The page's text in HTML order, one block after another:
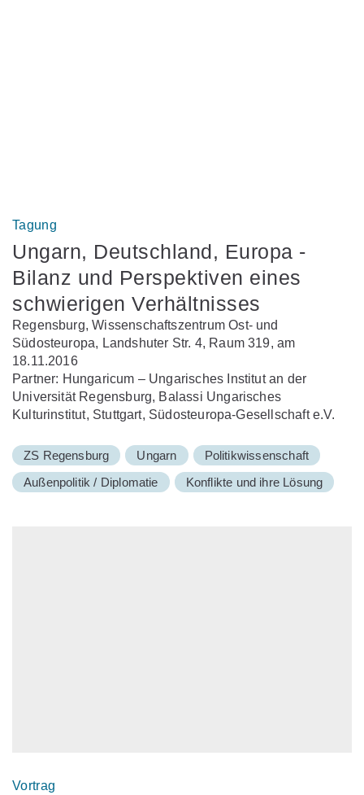
Tagung
Ungarn, Deutschland, Europa -
Bilanz und Perspektiven eines
schwierigen Verhältnisses
Regensburg, Wissenschaftszentrum Ost- und
Südosteuropa, Landshuter Str. 4, Raum 319, am
18.11.2016
Partner: Hungaricum – Ungarisches Institut an der
Universität Regensburg, Balassi Ungarisches
Kulturinstitut, Stuttgart, Südosteuropa-Gesellschaft e.V.
ZS Regensburg Ungarn
Politikwissenschaft
Außenpolitik / Diplomatie
Konflikte und ihre Lösung
Vortrag